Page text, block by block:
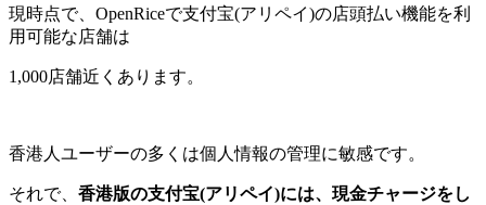
現時点で、OpenRiceで支付宝(アリペイ)の店頭払い機能を利
用可能な店舗は
1,000店舗近くあります。
香港人ユーザーの多くは個人情報の管理に敏感です。
それで、 香港版の支付宝(アリペイ)には、現金チャージをし